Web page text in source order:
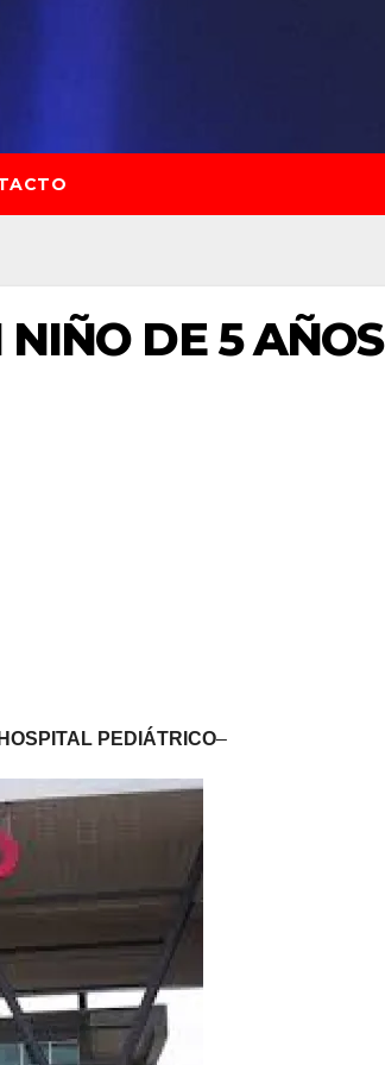
DE 5 AÑOS
PEDIÁTRICO–